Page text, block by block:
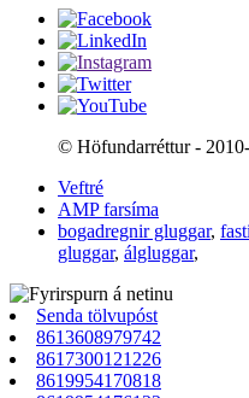
© Höfundarréttur -
Veftré
AMP farsíma
bogadregnir gluggar,
gluggar, álgluggar,
Senda tölvupóst
8613608979742
8617300121226
8619954170818